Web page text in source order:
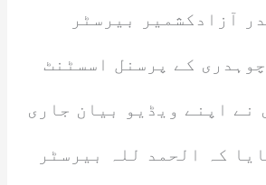
آزادکشمیر بیرسٹر
کے پرسنل اسسٹنٹ
نے اپنے ویڈیو بیان جاری
کہ الحمد للہ بیرسٹر